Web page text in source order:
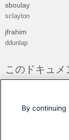
sboulay
sclayton
jfrahim
ddunlap
このドキュ
By